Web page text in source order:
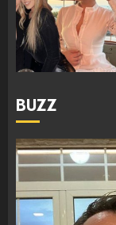
BUZZ